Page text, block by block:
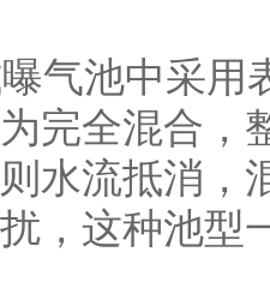
气池中采用
完全混合，
水流抵消，
，这种池型